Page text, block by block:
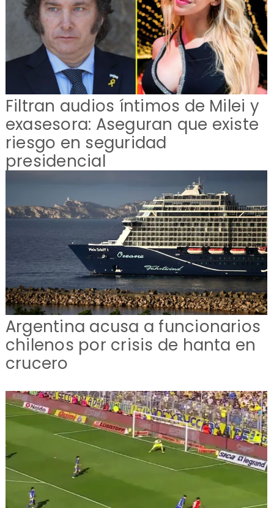
Filtran audios íntimos de Milei y
exasesora: Aseguran que existe
riesgo en seguridad
presidencial
Argentina acusa a funcionarios
chilenos por crisis de hanta en
crucero